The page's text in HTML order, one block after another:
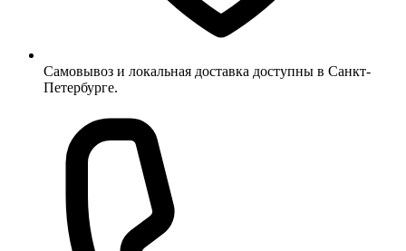
Самовывоз и локальная доставка доступны в Санкт-
Петербурге.